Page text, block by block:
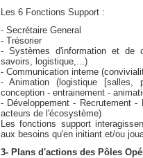
Les 6 Fonctions Support :
- Secrétaire General
- Trésorier
- Systèmes d'information et de
savoirs, logistique,...)
- Communication interne
- Animation (logistique [salles,
conception - entrainement -
- Développement - Recrutement
acteurs de l'écosystème)
Les fonctions support
aux besoins qu'en initiant et/ou
3- Plans d'actions des Pôles